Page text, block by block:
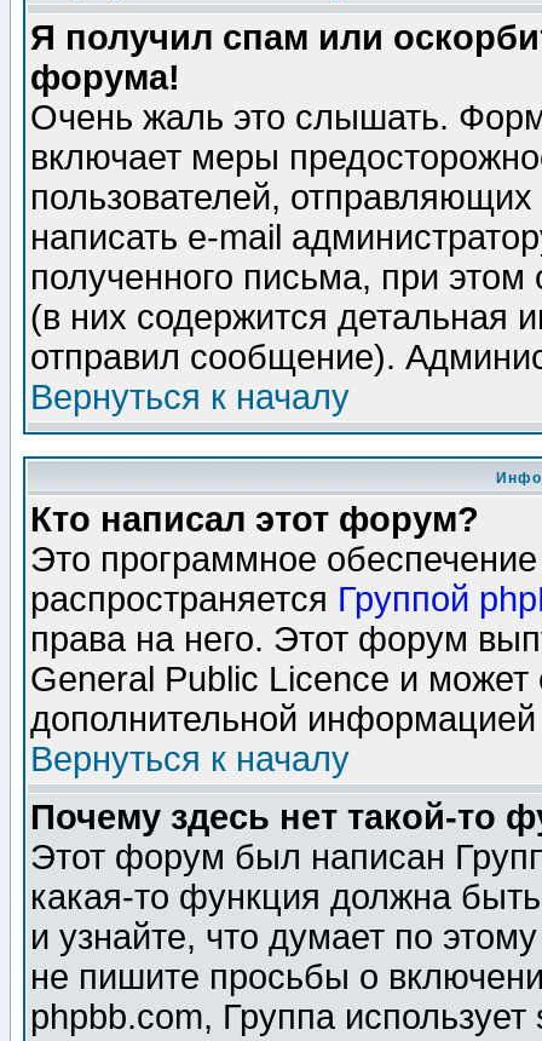
Я получил спам или
форума!
Очень жаль это слышать.
включает меры
пользователей,
написать e-mail
полученного письма, при этом
(в них содержится детальная
отправил сообщение).
Вернуться к началу
Кто написал этот форум?
Это программное
распространяется Группой
права на него. Этот форум
General Public Licence и может
дополнительной
Вернуться к началу
Почему здесь нет такой-то
Этот форум был написан
какая-то функция должна
и узнайте, что думает по
не пишите просьбы о
phpbb.com, Группа